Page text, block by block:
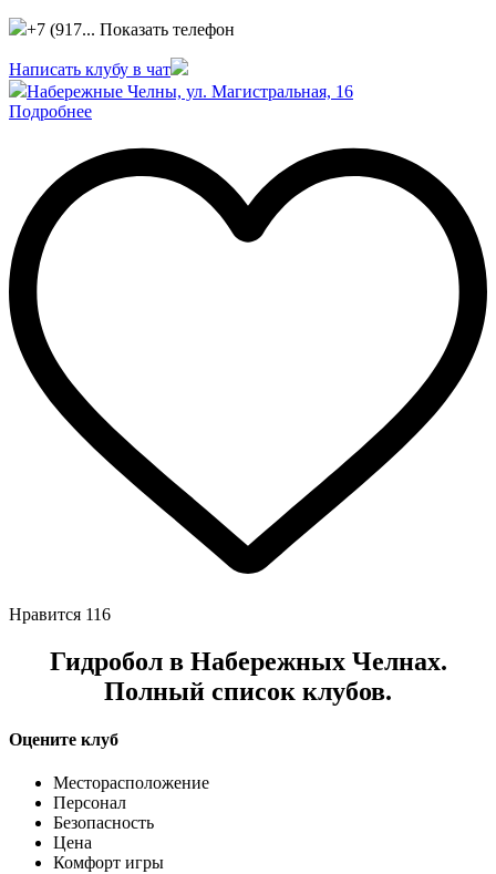
+7 (917... Показать телефон
Написать клубу в чат
Набережные Челны, ул. Магистральная, 16
Подробнее
Нравится 116
Гидробол в Набережных Челнах.
Полный список клубов.
Оцените клуб
Месторасположение
Персонал
Безопасность
Цена
Комфорт игры